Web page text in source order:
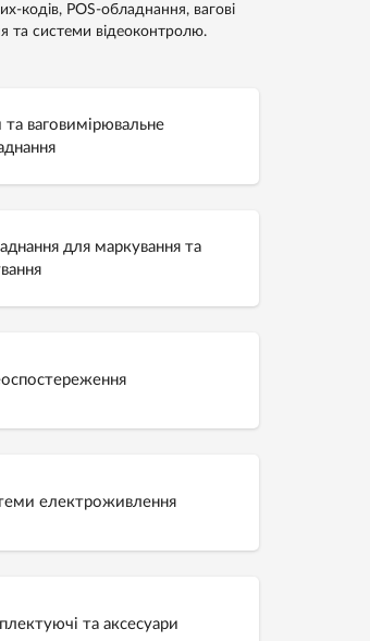
кодів, POS-обладнання, вагові
та системи відеоконтролю.
та ваговимірювальне
для маркування та
електроживлення
та аксесуари